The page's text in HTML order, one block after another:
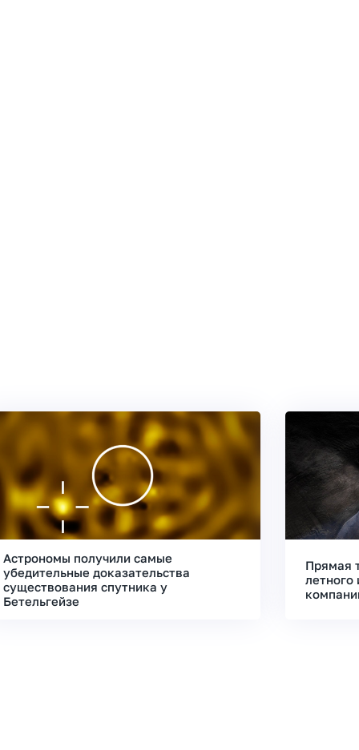
Астрономы получили самые
убедительные доказательства
существования спутника у
Бетельгейзе
Прямая
летного